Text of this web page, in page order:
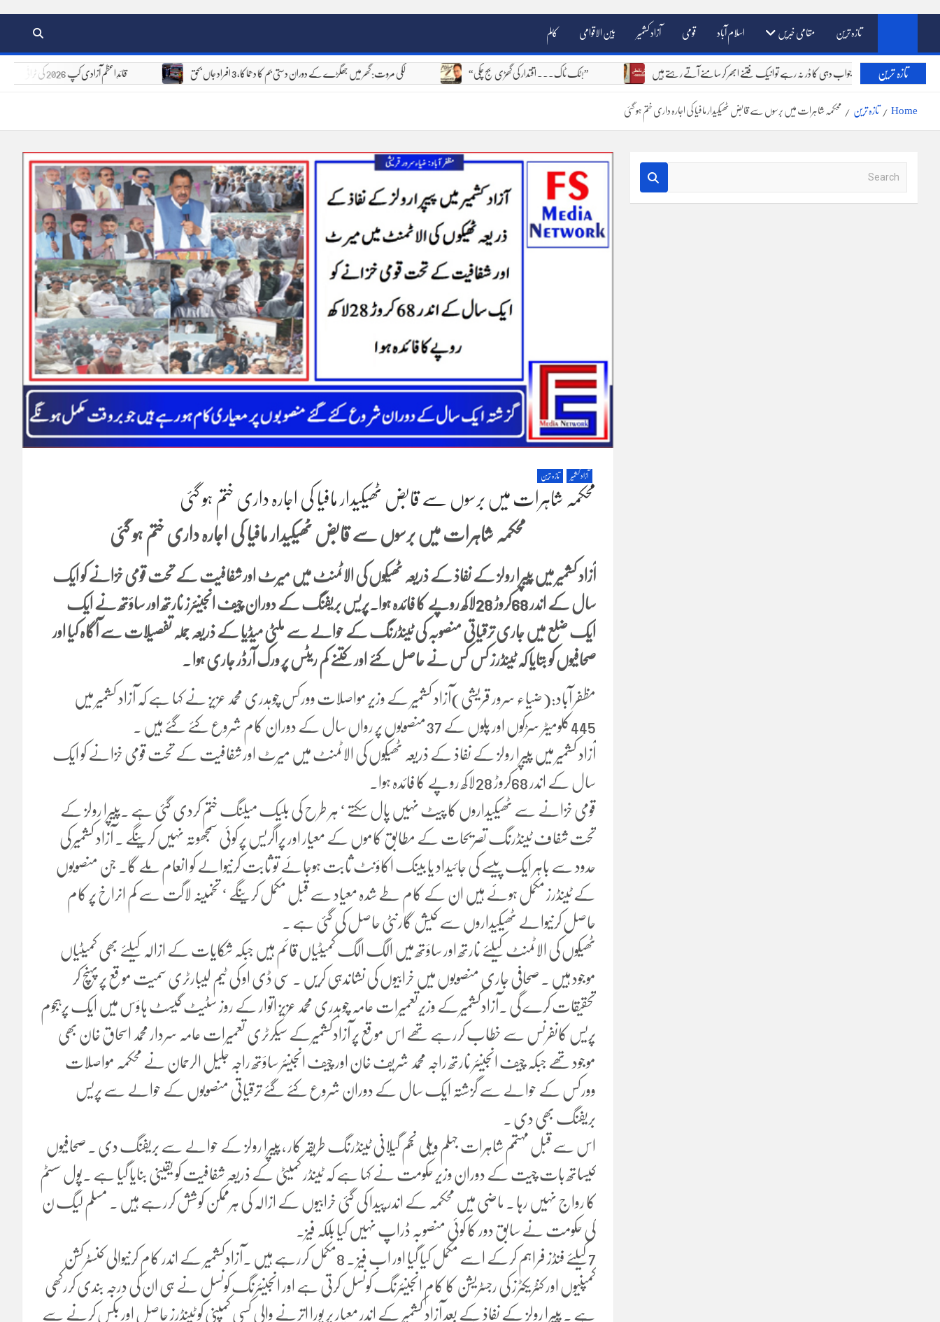
تازہ ترین مقامی خبریں اسلام آباد قومی آزاد کشمیر بین الاقوامی کالم
تازہ ترین قائدِ اعظم آزادی کپ 2026 کی ٹرافی کی رونمائی، 6 اور 7 اگست کو 8 ٹیمیں مدمقابل ہوں گی لکی مروت: گھر میں جھگڑے کے دوران دستی بم کا دھماکا، 3 افراد جاں بحق خالق دو جہاں کے سامنے جواب دہی کا ڈر نہ رہے تو انیک فتنے ابھر کر سامنے آتے رہتے ہیں
Home تازہ ترین محکمہ شاہرات میں برسوں سے قابض ٹھیکیدار مافیا کی اجارہ داری ختم ہو گئی
آزاد کشمیر تازہ ترین
محکمہ شاہرات میں برسوں سے قابض ٹھیکیدار مافیا کی اجارہ داری ختم ہو گئی
محکمہ شاہرات میں برسوں سے قابض ٹھیکیدار مافیا کی اجارہ داری ختم ہو گئی
آزاد کشمیر میں پیپرا رولز کے نفاذ کے ذریعہ ٹھیکوں کی الاٹمنٹ میں میرٹ اور شفافیت کے تحت قومی خزانے کو ایک
سال کے اندر 68کروڑ 28لاکھ روپے کا فائدہ ہوا۔پریس بریفنگ کے دوران چیف انجینئرز نارتھ اور ساؤتھ نے ایک
ایک ضلع میں جاری ترقیاتی منصوبہ کی ٹینڈرنگ کے حوالے سے ملٹی میڈیا کے ذریعہ جملہ تفصیلات سے آگاہ کیا اور
صحافیوں کو بتایا کہ ٹینڈرز کس کس نے حاصل کئے اور کتنے کم ریٹس پر ورک آرڈر جاری ہوا ۔
مظفر آباد:(ضیاء سرور قریشی)آزاد کشمیر کے وزیر مواصلات وورکس چوہدری محمد عزیز نے کہا ہے کہ آزاد کشمیر میں
445کلومیٹر سڑکوں اور پلوں کے 37منصوبوں پر رواں سال کے دوران کام شروع کئے گئے ہیں ۔
آزاد کشمیر میں پیپرا رولز کے نفاذ کے ذریعہ ٹھیکوں کی الاٹمنٹ میں میرٹ اور شفافیت کے تحت قومی خزانے کو ایک
سال کے اندر 68کروڑ 28لاکھ روپے کا فائدہ ہوا۔
قومی خزانے سے ٹھیکیداروں کا پیٹ نہیں پال سکتے ‘ ہر طرح کی بلیک میلنگ ختم کردی گئی ہے ۔پیپرا رولز کے
تحت شفاف ٹینڈرنگ تصریحات کے مطابق کاموں کے معیار اور پراگریس پر کوئی سمجھوتہ نہیں کرینگے ۔ آزاد کشمیر کی
حدود سے باہر ایک پیسے کی جائیداد یا بینک اکاؤنٹ ثابت ہوجائے تو ثابت کرنیوالے کو انعام ملے گا۔ جن منصوبوں
کے ٹینڈرز مکمل ہوئے ہیں ان کے کام طے شدہ معیاد سے قبل مکمل کرینگے ‘ تخمینہ لاگت سے کم انراخ پر کام
حاصل کرنیوالے ٹھیکیداروں سے کیش گارنٹی حاصل کی گئی ہے ۔
ٹھیکوں کی الاٹمنٹ کیلئے نارتھ اور ساؤتھ میں الگ الگ کمیٹیاں قائم ہیں جبکہ شکایات کے ازالہ کیلئے بھی کمیٹیاں
موجود ہیں ۔ صحافی جاری منصوبوں میں خرابیوں کی نشاندہی کریں ۔ سی ڈی او کی ٹیم لیبارٹری سمیت موقع پر پہنچ کر
تحقیقات کرے گی ۔آزادکشمیرکے وزیرتعمیرات عامہ چوہدری محمد عزیز اتوار کے روز سٹیٹ گیسٹ ہاؤس میں ایک پرہجوم
پریس کانفرنس سے خطاب کررہے تھے اس موقع پر آزادکشمیرکے سیکرٹری تعمیرات عامہ سردار محمد اسحاق خان بھی
موجود تھے جبکہ چیف انجینئر نارتھ راجہ محمد شریف خان اور چیف انجینئر ساؤتھ راجہ جلیل الرحمان نے محکمہ مواصلات
وورکس کے حوالے سے گزشتہ ایک سال کے دوران شروع کئے گئے ترقیاتی منصوبوں کے حوالے سے پریس
بریفنگ بھی دی ۔
اس سے قبل مہتمم شاہرات جہلم ویلی نجم گیلانی ٹینڈرنگ طریقہ کار ، پیپرا رولز کے حوالے سے بریفنگ دی ۔ صحافیوں
کیساتھ بات چیت کے دوران وزیر حکومت نے کہا ہے کہ ٹینڈر کمیٹی کے ذریعہ شفافیت کو یقینی بنایا گیا ہے ۔پول سسٹم
کا رواج نہیں رہا ۔ ماضی میں محکمہ کے اندر پیدا کی گئی خرابیوں کے ازالہ کی ہرممکن کوشش کررہے ہیں ۔ مسلم لیگ ن
کی حکومت نے سابق دور کا کوئی منصوبہ ڈراپ نہیں کیا بلکہ فیز۔
7کیلئے فنڈز فراہم کرکے اسے مکمل کیا گیا اور اب فیز ۔ 8مکمل کررہے ہیں ۔آزادکشمیر کے اندر کام کرنیوالی کنسٹرکشن
کمپنیوں اور کنٹریکٹرز کی رجسٹریشن کا کام انجینئرنگ کونسل کرتی ہے اور انجینئرنگ کونسل نے ہی ان کی درجہ بندی کررکھی
ہے ۔ پیپرا رولز کے نفاذ کے بعد آزاد کشمیر کے اندر معیار پر پورا اترنے والی کسی کمپنی کو ٹینڈرز حاصل اور بکس کرنے سے
a